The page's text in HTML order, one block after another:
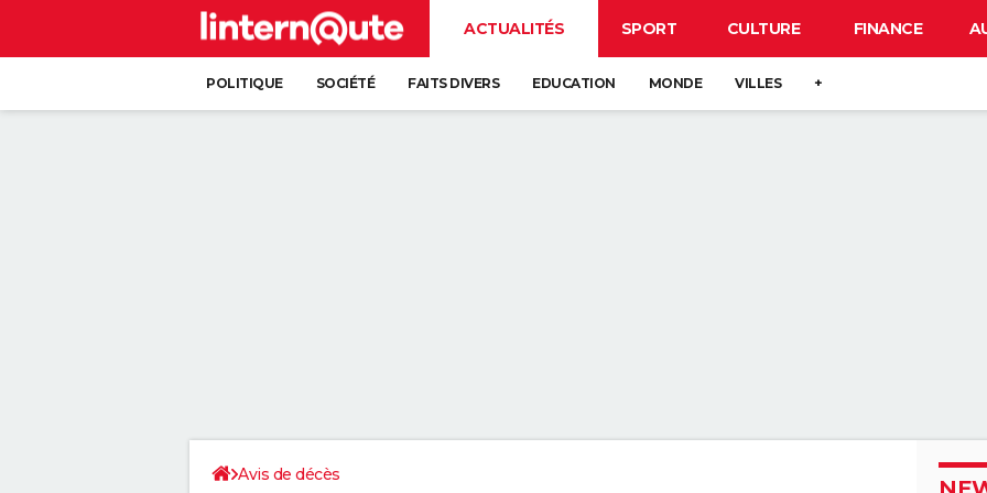
ACTUALITÉS SPORT CULTURE FINANCE
POLITIQUE SOCIÉTÉ FAITS DIVERS EDUCATION MONDE VILLES +
Avis de décès